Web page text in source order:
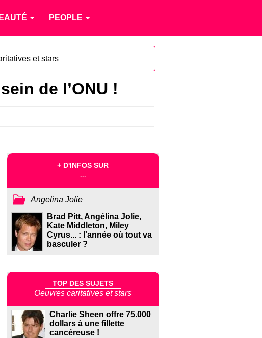
PEOPLE
et stars
de l’ONU !
+ D'INFOS SUR
...
Angelina Jolie
Brad Pitt, Angélina Jolie,
Kate Middleton, Miley
Cyrus... : l'année où tout va
basculer ?
TOP DES SUJETS
Oeuvres caritatives et stars
Charlie Sheen offre 75.000
dollars à une fillette
cancéreuse !